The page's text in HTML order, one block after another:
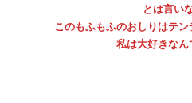
とは言い
このもふもふのおしりはテ
私は大好きな